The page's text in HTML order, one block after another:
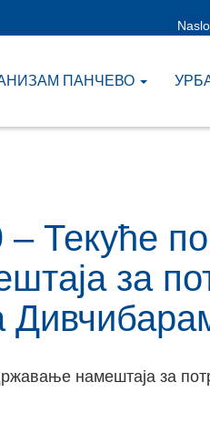
ПАНЧЕВО
Текуће
за
намештаја за